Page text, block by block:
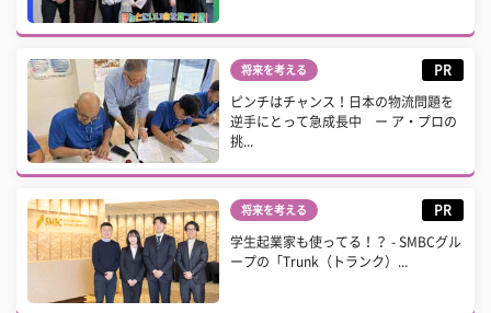
将来を考える PR
ピンチはチャンス！日本の物流問題を
逆手にとって急成長中 ー ア・プロの
挑...
将来を考える PR
学生起業家も使ってる！？ - SMBCグル
ープの「Trunk（トランク）...